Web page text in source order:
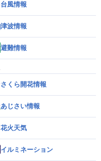
台風情報
津波情報
避難情報
さくら開花情報
あじさい情報
花火天気
イルミネーション